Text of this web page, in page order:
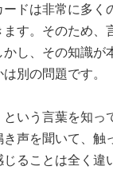
ドは非常に多く
す。そのため、
し、その知識が
別の問題です。
いう言葉を知っ
声を聞いて、触
ることは全く違